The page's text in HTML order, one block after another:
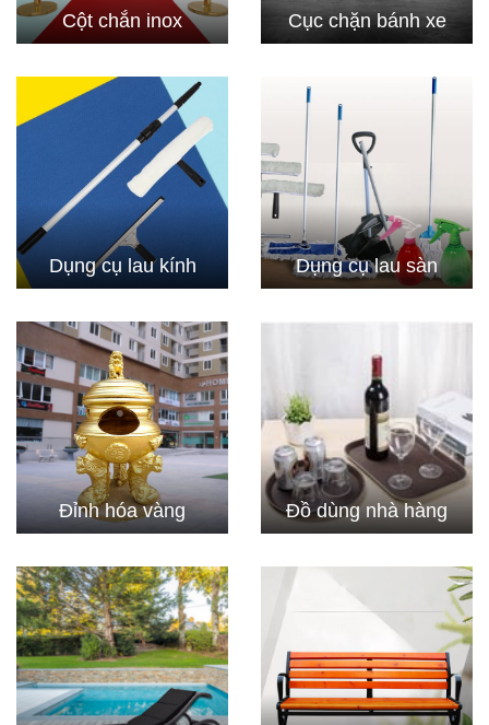
Cột chắn inox Cục chặn bánh xe
Dụng cụ lau kính Dụng cụ lau sàn
Đỉnh hóa vàng Đồ dùng nhà hàng